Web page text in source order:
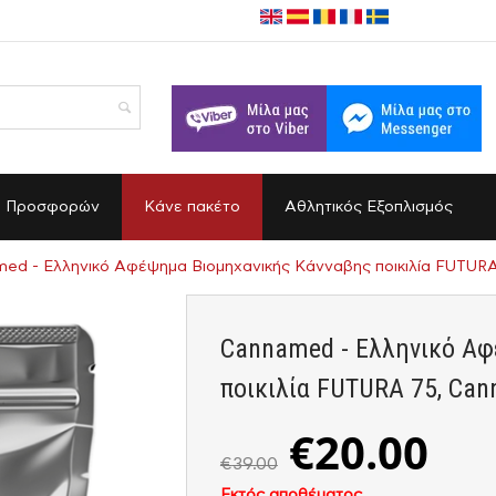
Προσφορών Κάνε πακέτο Αθλητικός Εξοπλισμός
- Ελληνικό Αφέψημα Βιομηχανικής Κάνναβης ποικιλία
Cannamed - Ελληνικό
ποικιλία FUTURA 75,
€39.00 €20.00